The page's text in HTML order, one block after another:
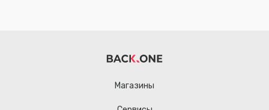
Магазины